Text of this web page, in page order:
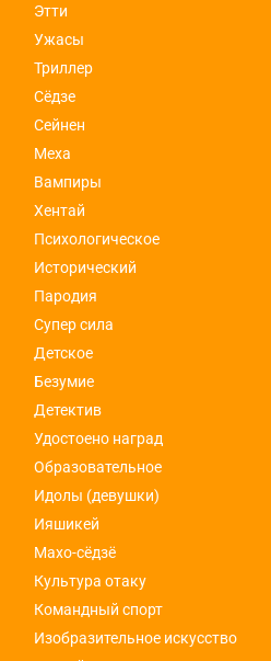
Этти
Ужасы
Триллер
Сёдзе
Сейнен
Меха
Вампиры
Хентай
Психологическое
Исторический
Пародия
Супер сила
Детское
Безумие
Детектив
Удостоено наград
Образовательное
Идолы (девушки)
Ияшикей
Махо-сёдзё
Культура отаку
Командный спорт
Изобразительное искусство